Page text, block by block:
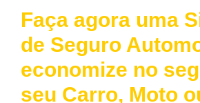
Faça agora uma
de Seguro
economize no
seu Carro, Moto